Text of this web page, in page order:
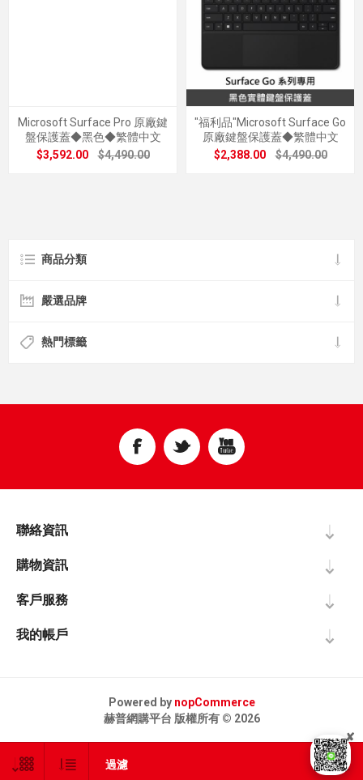
過濾
Microsoft Surface Pro 原廠鍵
盤保護蓋◆黑色◆繁體中文
$3,592.00
$4,490.00
"福利品"Microsoft Surface Go
原廠鍵盤保護蓋◆繁體中文
$2,388.00
$4,490.00
商品分類
嚴選品牌
熱門標籤
聯絡資訊
購物資訊
客戶服務
我的帳戶
Powered by nopCommerce
赫普網購平台 版權所有 © 2026
✘